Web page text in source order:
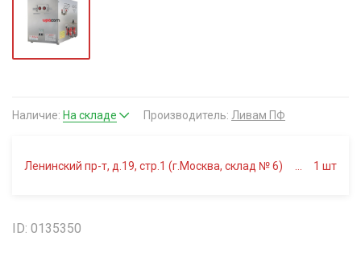
Наличие: На складе Производитель: Ливам ПФ
Ленинский пр-т, д.19, стр.1 (г.Москва, склад № 6) 1 шт
ID: 0135350